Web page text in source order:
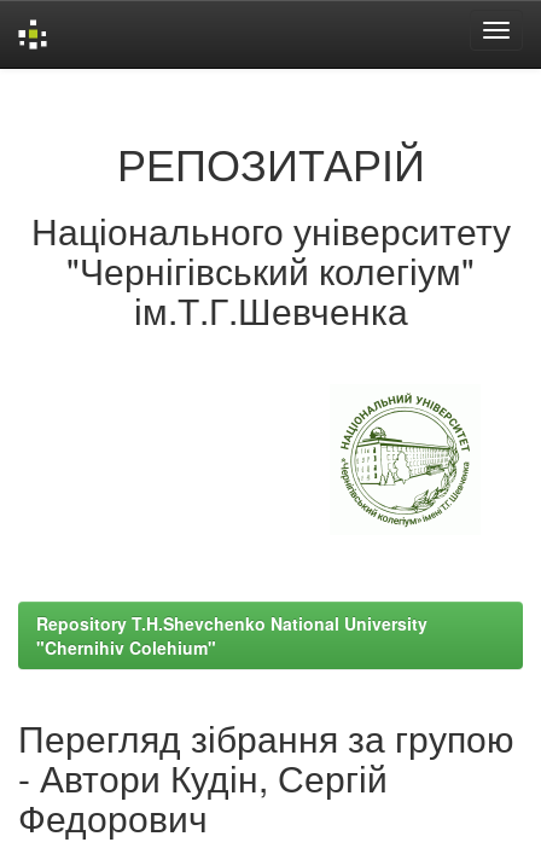
РЕПОЗИТАРІЙ
Національного університету
"Чернігівський колегіум"
ім.Т.Г.Шевченка
Repository T.H.Shevchenko National University
"Chernihiv Colehium"
Перегляд зібрання за групою
- Автори Кудін, Сергій
Федорович